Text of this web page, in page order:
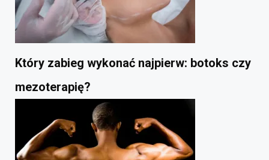
Który zabieg wykonać najpierw: botoks czy
mezoterapię?